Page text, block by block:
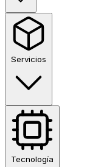
Servicios
Tecnología